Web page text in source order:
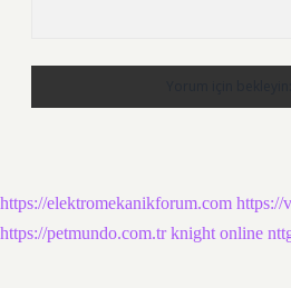
https://elektromekanikforum.com https://
https://petmundo.com.tr knight online